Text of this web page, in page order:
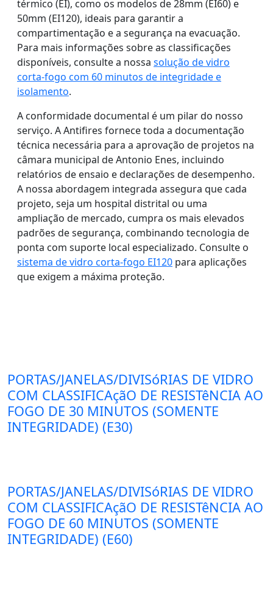
térmico (EI), como os modelos de 28mm (EI60) e
50mm (EI120), ideais para garantir a
compartimentação e a segurança na evacuação.
Para mais informações sobre as classificações
disponíveis, consulte a nossa solução de vidro
corta-fogo com 60 minutos de integridade e
isolamento.
A conformidade documental é um pilar do nosso
serviço. A Antifires fornece toda a documentação
técnica necessária para a aprovação de projetos na
câmara municipal de Antonio Enes, incluindo
relatórios de ensaio e declarações de desempenho.
A nossa abordagem integrada assegura que cada
projeto, seja um hospital distrital ou uma
ampliação de mercado, cumpra os mais elevados
padrões de segurança, combinando tecnologia de
ponta com suporte local especializado. Consulte o
sistema de vidro corta-fogo EI120 para aplicações
que exigem a máxima proteção.
PORTAS/JANELAS/DIVISóRIAS DE VIDRO
COM CLASSIFICAçãO DE RESISTêNCIA AO
FOGO DE 30 MINUTOS (SOMENTE
INTEGRIDADE) (E30)
PORTAS/JANELAS/DIVISóRIAS DE VIDRO
COM CLASSIFICAçãO DE RESISTêNCIA AO
FOGO DE 60 MINUTOS (SOMENTE
INTEGRIDADE) (E60)